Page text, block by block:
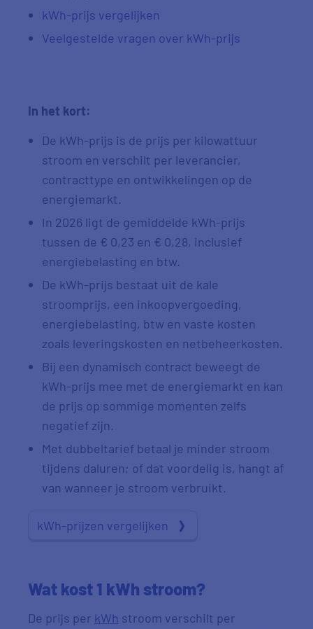
kWh-prijs vergelijken
Veelgestelde vragen over kWh-prijs
In het kort:
De kWh-prijs is de prijs per kilowattuur
stroom en verschilt per leverancier,
contracttype en ontwikkelingen op de
energiemarkt.
In 2026 ligt de gemiddelde kWh-prijs
tussen de € 0,23 en € 0,28, inclusief
energiebelasting en btw.
De kWh-prijs bestaat uit de kale
stroomprijs, een inkoopvergoeding,
energiebelasting, btw en vaste kosten
zoals leveringskosten en netbeheerkosten.
Bij een dynamisch contract beweegt de
kWh-prijs mee met de energiemarkt en kan
de prijs op sommige momenten zelfs
negatief zijn.
Met dubbeltarief betaal je minder stroom
tijdens daluren; of dat voordelig is, hangt af
van wanneer je stroom verbruikt.
kWh-prijzen vergelijken
Wat kost 1 kWh stroom?
De prijs per kWh stroom verschilt per